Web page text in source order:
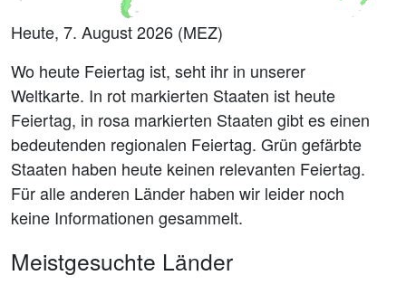
Heute, 7. August 2026 (MEZ)
Wo heute Feiertag ist, seht ihr in unserer
Weltkarte. In rot markierten Staaten ist heute
Feiertag, in rosa markierten Staaten gibt es einen
bedeutenden regionalen Feiertag. Grün gefärbte
Staaten haben heute keinen relevanten Feiertag.
Für alle anderen Länder haben wir leider noch
keine Informationen gesammelt.
Meistgesuchte Länder